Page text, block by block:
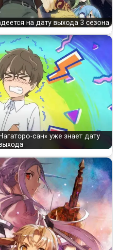
на дату выхода 3 сезона
сан» уже знает дату